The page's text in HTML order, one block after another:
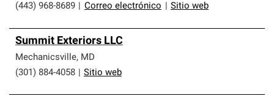
(443) 968-8689 Correo electrónico Sitio web
Summit Exteriors LLC
Mechanicsville, MD
(301) 884-4058
Sitio web